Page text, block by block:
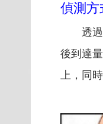
偵測方
透
後到達
上，同